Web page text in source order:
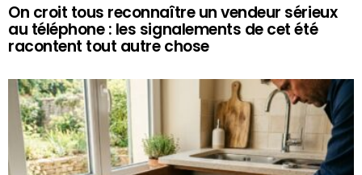
On croit tous reconnaître un vendeur sérieux
au téléphone : les signalements de cet été
racontent tout autre chose